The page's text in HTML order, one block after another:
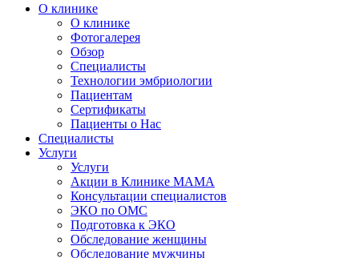
О клинике
О клинике
Фотогалерея
Обзор
Специалисты
Технологии эмбриологии
Пациентам
Сертификаты
Пациенты о Нас
Специалисты
Услуги
Услуги
Акции в Клинике МАМА
Консультации специалистов
ЭКО по ОМС
Подготовка к ЭКО
Обследование женщины
Обследование мужчины